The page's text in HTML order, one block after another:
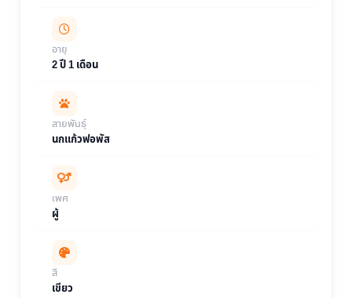
อายุ
2 ปี 1 เดือน
สายพันธุ์
นกแก้วฟอพัส
เพศ
ผู้
สี
เขียว